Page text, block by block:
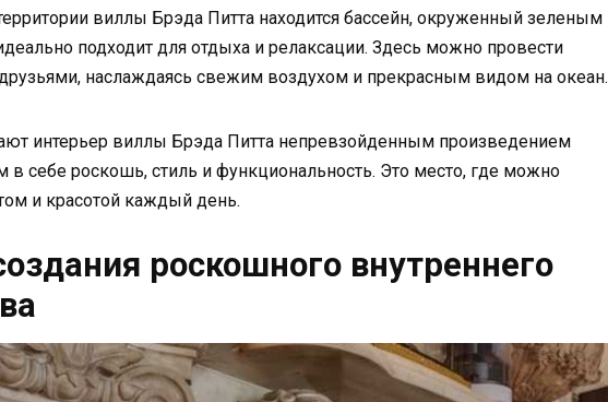
виллы Брэда Питта находится бассейн, окруженный зеленым
подходит для отдыха и релаксации. Здесь можно провести
наслаждаясь свежим воздухом и прекрасным видом на океан.
интерьер виллы Брэда Питта непревзойденным произведением
в себе роскошь, стиль и функциональность. Это место, где можно
и красотой каждый день.
роскошного внутреннего